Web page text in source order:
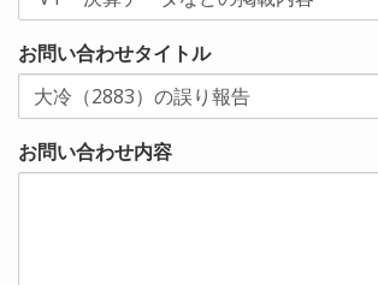
お問い合わせタイトル
お問い合わせ内容